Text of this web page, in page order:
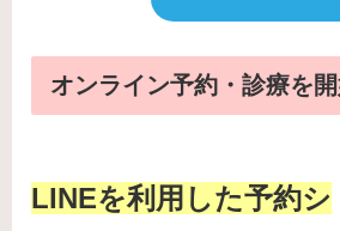
オンライン予約・診療を開
LINEを利用した予約シ